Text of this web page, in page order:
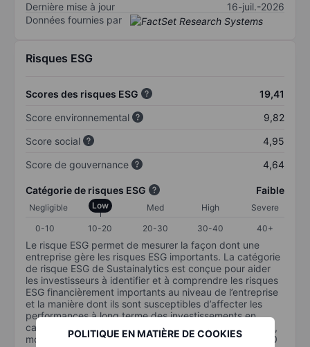
POLITIQUE EN MATIÈRE DE COOKIES
Dernière mise à jour
16-juil.-2026
Données fournies par
Risques ESG
Scores des risques ESG
19,41
Score environnemental
9,82
Score social
4,95
Score de gouvernance
4,64
Catégorie de risques ESG Faible
Negligible Low Med High
Severe
0-10
10-20 20-30 30-40 40+
Le risque ESG permet de mesurer la façon dont une
entreprise gère les risques ESG importants. La catégorie
de risque ESG de Sustainalytics est conçue pour aider
les investisseurs à identifier et à comprendre les risques
ESG financièrement importants au niveau de l’entreprise
et la manière dont ils sont susceptibles d’affecter les
performances à long terme des investissements en
capital. L’échelle va de 0 à 100. Plus le risque est faible,
moins il est important (0 équivaut à aucun risque et 100